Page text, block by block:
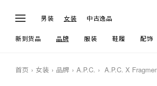
男装 女装 中古逸品
新到货品 品牌 服装 鞋履 配饰
首页 女装 品牌 A.P.C. A.P.C. X